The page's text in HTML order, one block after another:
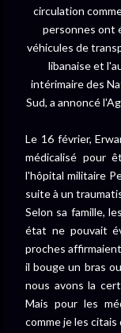
circulation
personnes ont
véhicules de
libanaise et
intérimaire des
Sud, a annoncé
Le 16 février,
médicalisé pour
l'hôpital militaire
suite à un
Selon sa famille,
état ne pouvait
proches
il bouge un bras
nous avons la
Mais pour les
comme je les citais